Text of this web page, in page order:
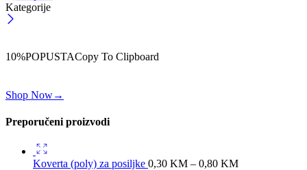
Kategorije
10%POPUSTACopy To Clipboard
Shop Now→
Preporučeni proizvodi
Koverta (poly) za posiljke 0,30 KM – 0,80 KM